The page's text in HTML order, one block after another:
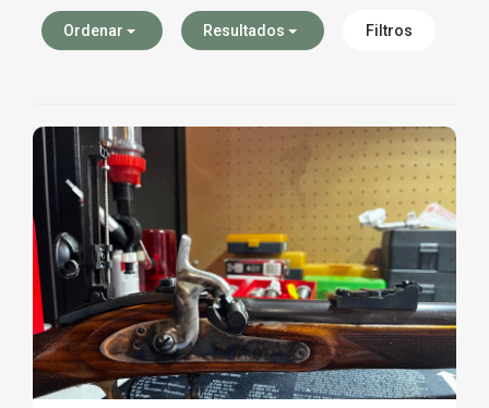
Ordenar Resultados Filtros